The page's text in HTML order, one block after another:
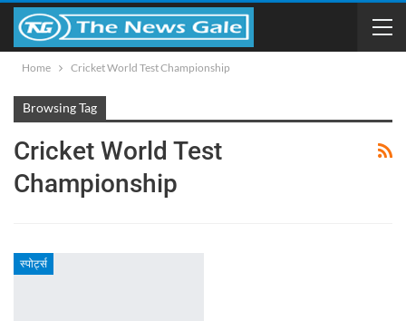
Home Cricket World Test Championship
Browsing Tag
Cricket World Test
Championship
स्पोर्ट्स